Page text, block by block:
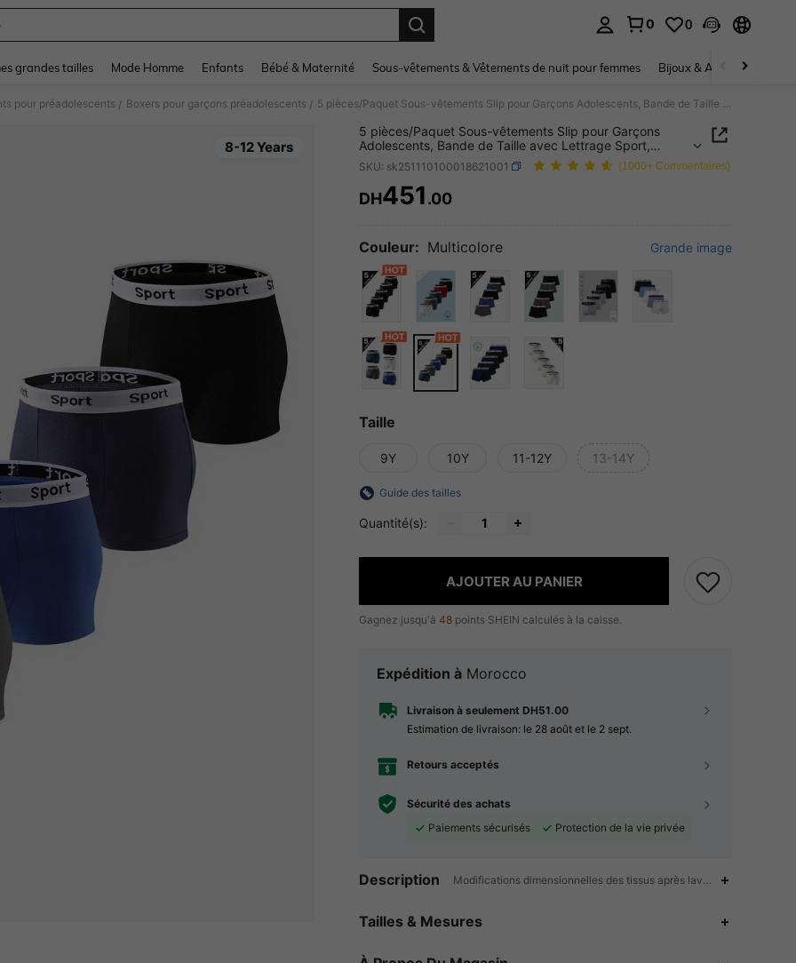
0 0
grandes tailles Mode Homme Enfants Bébé & Maternité Sous-vêtements & Vêtements de nuit pour femmes Bijoux & Accessoires pour
pour préadolescents / Boxers pour garçons préadolescents / 5 pièces/Paquet Sous-vêtements Slip pour Garçons Adolescents, Bande de Taille avec Lettrage Sport, Toutes Saisons
8-12 Years
5 pièces/Paquet Sous-vêtements Slip pour Garçons
Adolescents, Bande de Taille avec Lettrage Sport,
Toutes Saisons
SKU: sk251110100018621001 (1000+ Commentaires)
PRICE AND AVAILABILITY
DH451.00
Couleur: Multicolore Grande image
Taille
9Y 10Y 11-12Y 13-14Y
Guide des tailles
Quantité(s):
AJOUTER AU PANIER
Gagnez jusqu'à 48 points SHEIN calculés à la caisse.
Expédition à Morocco
Livraison à seulement DH51.00
Estimation de livraison: le 28 août et le 2 sept.
Retours acceptés
Sécurité des achats
Paiements sécurisés
Protection de la vie privée
Description Modifications dimensionnelles des tissus après lavage à
Tailles & Mesures